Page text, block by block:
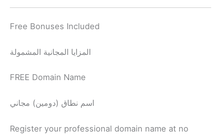
Free Bonuses Included
المزايا المجانية المشمولة
FREE Domain Name
اسم نطاق (دومين) مجاني
Register your professional domain name at no